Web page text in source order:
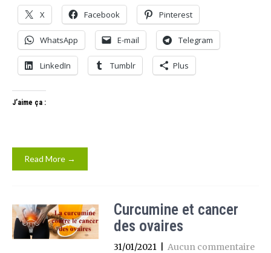
X Facebook Pinterest
WhatsApp E-mail Telegram
LinkedIn Tumblr Plus
J’aime ça :
Read More →
Curcumine et cancer
des ovaires
31/01/2021
Aucun commentaire